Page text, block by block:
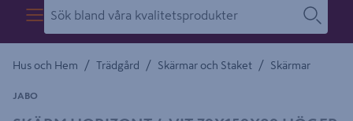
Hus och Hem / Trädgård / Skärmar och Staket / Skärmar
JABO